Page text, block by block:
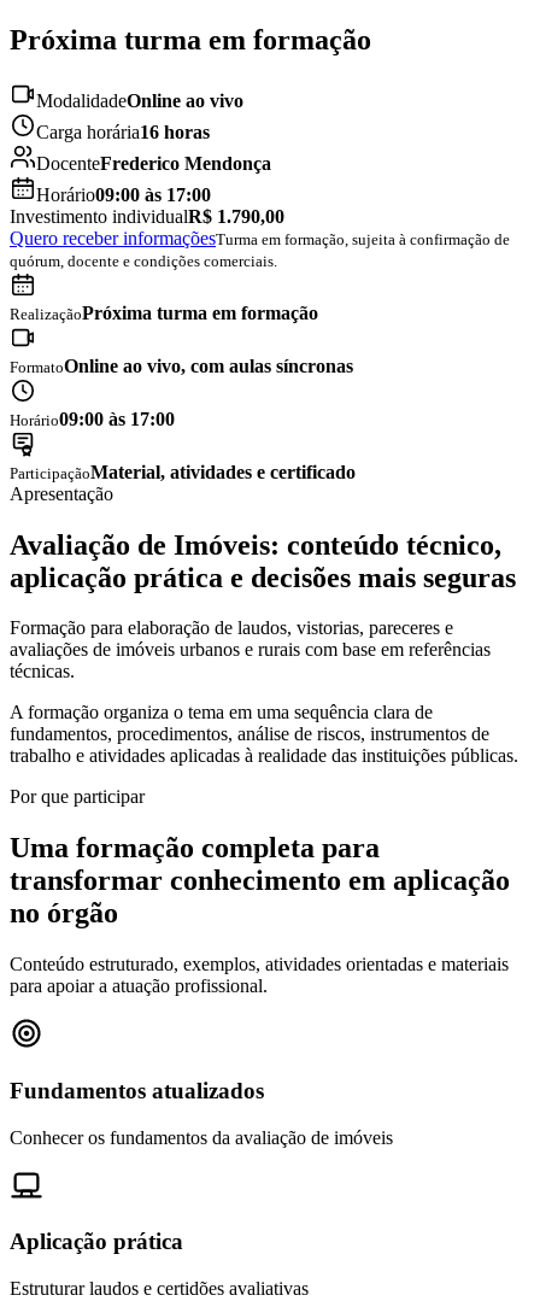
Próxima turma em formação
ModalidadeOnline ao vivo
Carga horária16 horas
DocenteFrederico Mendonça
Horário09:00 às 17:00
Investimento individualR$ 1.790,00
Quero receber informaçõesTurma em formação, sujeita à confirmação de
quórum, docente e condições comerciais.
RealizaçãoPróxima turma em formação
FormatoOnline ao vivo, com aulas síncronas
Horário09:00 às 17:00
ParticipaçãoMaterial, atividades e certificado
Apresentação
Avaliação de Imóveis: conteúdo técnico,
aplicação prática e decisões mais seguras
Formação para elaboração de laudos, vistorias, pareceres e
avaliações de imóveis urbanos e rurais com base em referências
técnicas.
A formação organiza o tema em uma sequência clara de
fundamentos, procedimentos, análise de riscos, instrumentos de
trabalho e atividades aplicadas à realidade das instituições públicas.
Por que participar
Uma formação completa para
transformar conhecimento em aplicação
no órgão
Conteúdo estruturado, exemplos, atividades orientadas e materiais
para apoiar a atuação profissional.
Fundamentos atualizados
Conhecer os fundamentos da avaliação de imóveis
Aplicação prática
Estruturar laudos e certidões avaliativas